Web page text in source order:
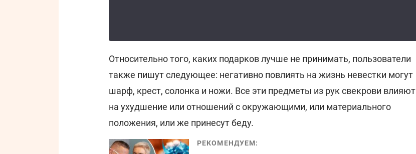
Относительно того, каких подарков лучше не принимать, пользователи
также пишут следующее: негативно повлиять на жизнь невестки могут
шарф, крест, солонка и ножи. Все эти предметы из рук свекрови влияют
на ухудшение или отношений с окружающими, или материального
положения, или же принесут беду.
РЕКОМЕНДУЕМ: